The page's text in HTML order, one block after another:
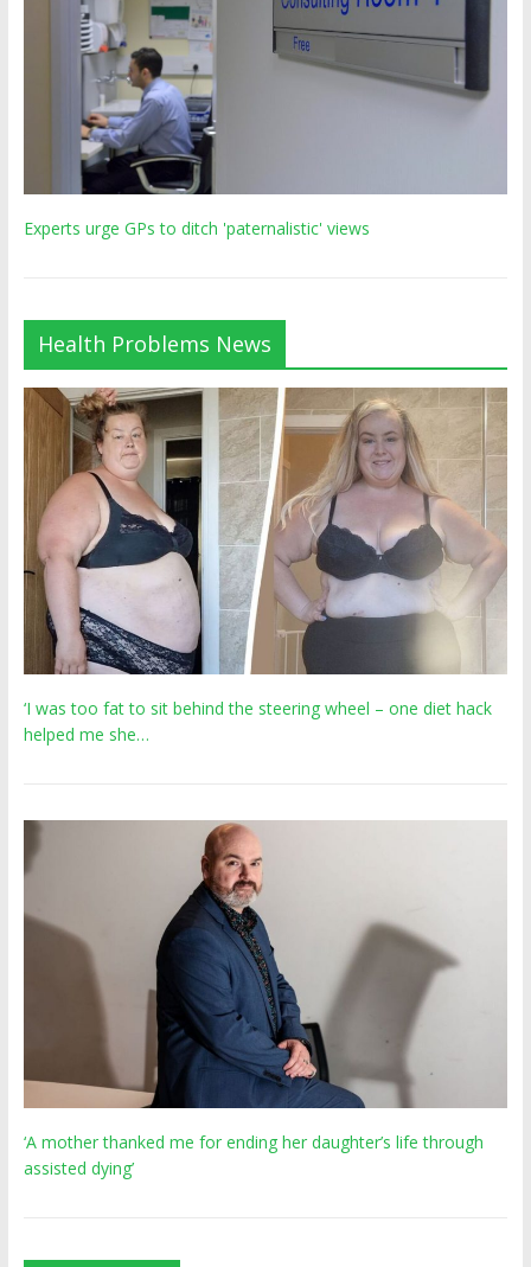
Experts urge GPs to ditch 'paternalistic' views
Health Problems News
‘I was too fat to sit behind the steering wheel – one diet hack
helped me she…
‘A mother thanked me for ending her daughter’s life through
assisted dying’